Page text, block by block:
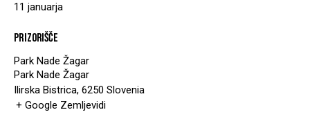
11 januarja
Prizorišče
Park Nade Žagar
Park Nade Žagar
Ilirska Bistrica, 6250 Slovenia
+ Google Zemljevidi